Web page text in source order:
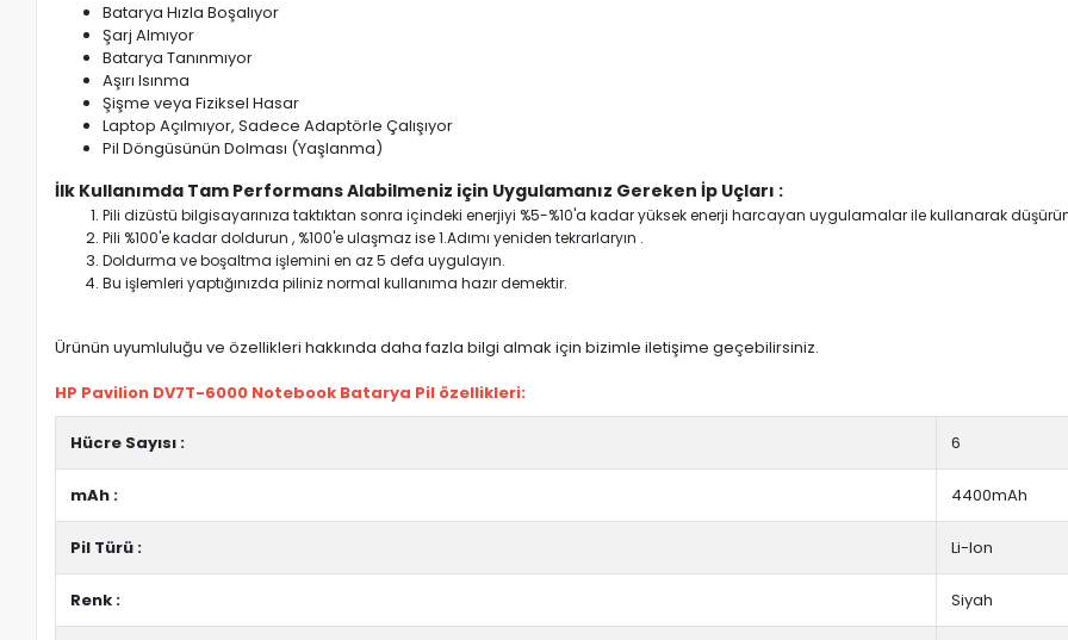
Batarya Hızla Boşalıyor
Şarj Almıyor
Batarya Tanınmıyor
Aşırı Isınma
Şişme veya Fiziksel Hasar
Laptop Açılmıyor, Sadece Adaptörle Çalışıyor
Pil Döngüsünün Dolması (Yaşlanma)
İlk Kullanımda Tam Performans Alabilmeniz için Uygulamanız Gereken İp Uçları :
Pili dizüstü bilgisayarınıza taktıktan sonra içindeki enerjiyi %5-%10'a kadar yüksek enerji harcayan uygulamalar ile kullanarak
Pili %100'e kadar doldurun , %100'e ulaşmaz ise 1.Adımı yeniden tekrarlaryın .
Doldurma ve boşaltma işlemini en az 5 defa uygulayın.
Bu işlemleri yaptığınızda piliniz normal kullanıma hazır demektir.
Ürünün uyumluluğu ve özellikleri hakkında daha fazla bilgi almak için bizimle iletişime geçebilirsiniz.
HP Pavilion DV7T-6000 Notebook Batarya Pil özellikleri:
Hücre Sayısı : 6
mAh : 4400mAh
Pil Türü : Li-Ion
Renk : Siyah